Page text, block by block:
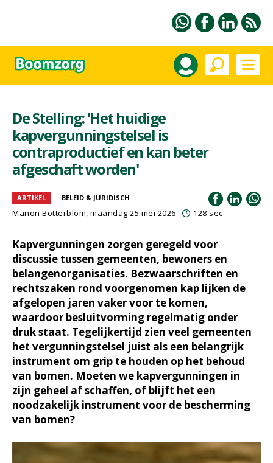
De Stelling: 'Het huidige
kapvergunningstelsel is
contraproductief en kan beter
afgeschaft worden'
ARTIKEL BELEID & JURIDISCH
Manon Botterblom, maandag 25 mei 2026 128 sec
Kapvergunningen zorgen geregeld voor
discussie tussen gemeenten, bewoners en
belangenorganisaties. Bezwaarschriften en
rechtszaken rond voorgenomen kap lijken de
afgelopen jaren vaker voor te komen,
waardoor besluitvorming regelmatig onder
druk staat. Tegelijkertijd zien veel gemeenten
het vergunningstelsel juist als een belangrijk
instrument om grip te houden op het behoud
van bomen. Moeten we kapvergunningen in
zijn geheel af schaffen, of blijft het een
noodzakelijk instrument voor de bescherming
van bomen?